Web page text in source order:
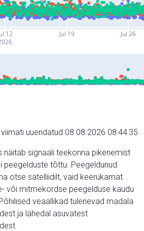
12 Jul 19 Jul 26
uuendatud 08.08.2026 08:44:35
näitab signaali teekonna pikenemist
peegelduste tõttu. Peegeldunud
otse satelliidilt, vaid keerukamat
või mitmekordse peegelduse kaudu
veaallikad tulenevad madala
ja lähedal asuvatest